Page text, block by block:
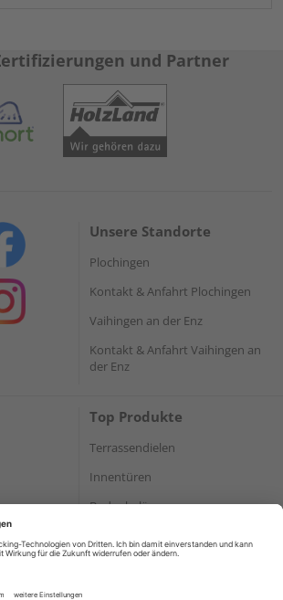
und Partner
Unsere Standorte
Plochingen
Kontakt & Anfahrt Plochingen
Vaihingen an der Enz
Kontakt & Anfahrt Vaihingen an
der Enz
Top Produkte
Terrassendielen
Innentüren
Bodenbeläge